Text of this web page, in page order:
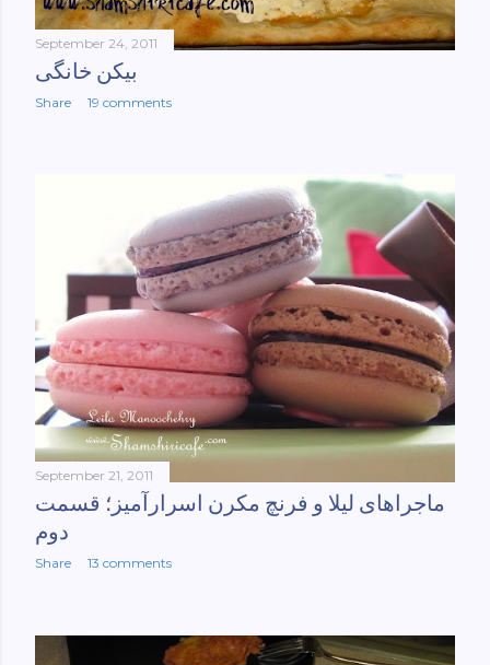
September 24, 2011
بیکن خانگی
Share 19 comments
September 21, 2011
ماجراهای لیلا و فرنچ مکرن اسرارآمیز؛ قسمت
دوم
Share 13 comments